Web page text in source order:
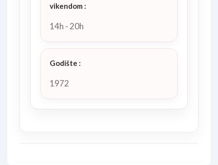
vikendom :
14h - 20h
Godište :
1972